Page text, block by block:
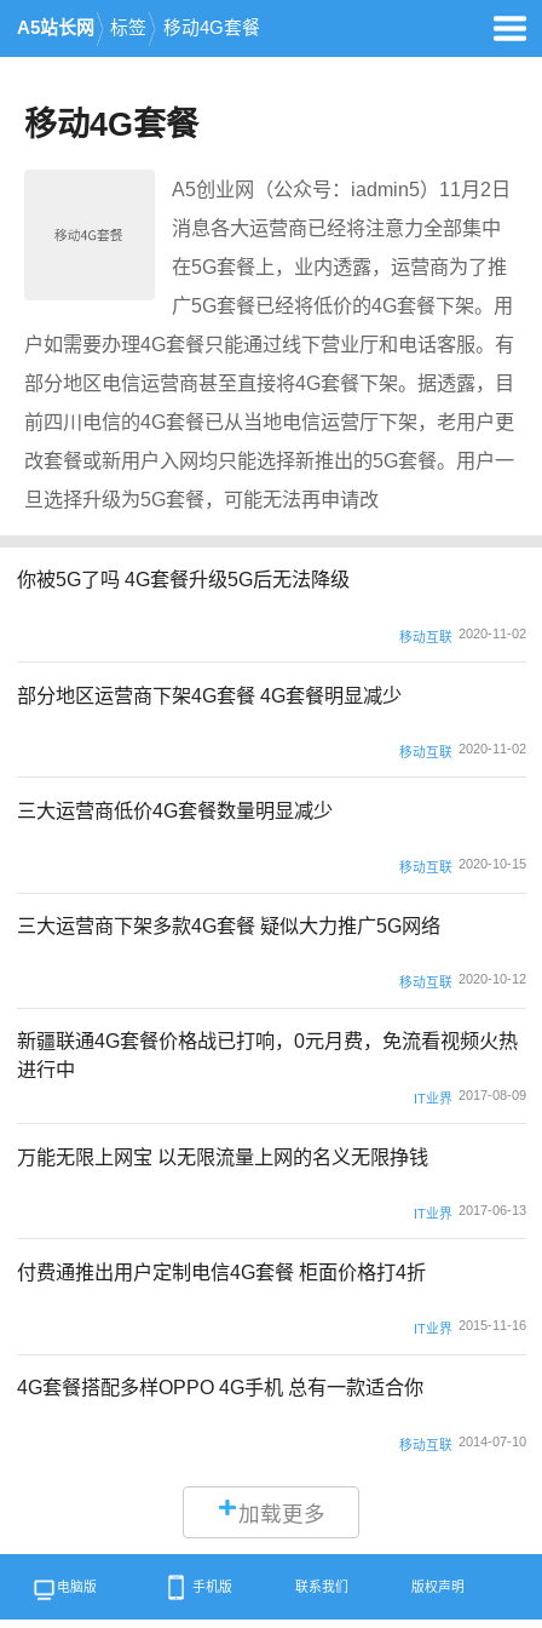
A5站长网 标签 移动4G套餐
移动4G套餐
A5创业网（公众号：iadmin5）11月2日
消息各大运营商已经将注意力全部集中
在5G套餐上，业内透露，运营商为了推
广5G套餐已经将低价的4G套餐下架。用
户如需要办理4G套餐只能通过线下营业厅和电话客服。有
部分地区电信运营商甚至直接将4G套餐下架。据透露，目
前四川电信的4G套餐已从当地电信运营厅下架，老用户更
改套餐或新用户入网均只能选择新推出的5G套餐。用户一
旦选择升级为5G套餐，可能无法再申请改
你被5G了吗 4G套餐升级5G后无法降级
移动互联 2020-11-02
部分地区运营商下架4G套餐 4G套餐明显减少
移动互联 2020-11-02
三大运营商低价4G套餐数量明显减少
移动互联 2020-10-15
三大运营商下架多款4G套餐 疑似大力推广5G网络
移动互联 2020-10-12
新疆联通4G套餐价格战已打响，0元月费，免流看视频火热
进行中
IT业界 2017-08-09
万能无限上网宝 以无限流量上网的名义无限挣钱
IT业界 2017-06-13
付费通推出用户定制电信4G套餐 柜面价格打4折
IT业界 2015-11-16
4G套餐搭配多样OPPO 4G手机 总有一款适合你
移动互联 2014-07-10
加载更多
电脑版 手机版 联系我们 版权声明